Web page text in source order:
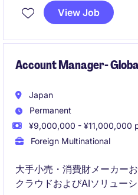
on cutting-edge mobile
and innovative environment.
View Job
Account Manager-
Japan
Permanent
¥9,000,000 - ¥11,000,000
Foreign Multinational
大手小売・消費財メーカー
クラウドおよびAIソリュー